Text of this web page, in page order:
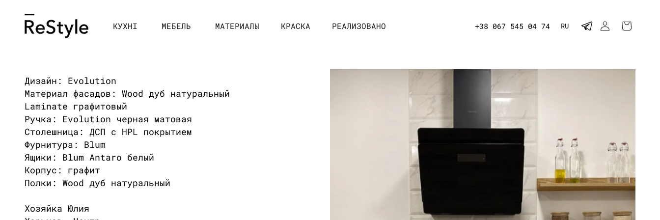
контенту
КУХНІ МЕБЕЛЬ МАТЕРИАЛЫ КРАСКА РЕАЛИЗОВАНО +38 067 545 04 74
Я
к
RU ВОЙТИ КОРЗИНА
Дизайн: Evolution
Материал фасадов: Wood дуб натуральный
Laminate графитовый
Ручка: Evolution черная матовая
Столешница: ДСП с HPL покрытием
Фурнитура: Blum
Ящики: Blum Antaro белый
Корпус: графит
Полки: Wood дуб натуральный
Хозяйка Юлия